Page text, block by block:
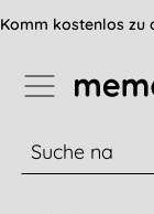
der B2B-
Komm kostenlos zu
% Sale